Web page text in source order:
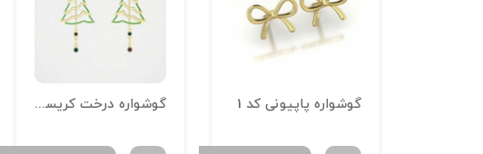
گوشواره پاپیونی کد 1 گوشواره درخت کریسمس 01